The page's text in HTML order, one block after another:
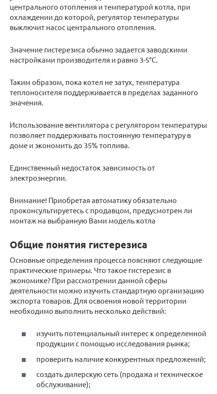
центрального отопления и температурой котла, при
охлаждении до которой, регулятор температуры
выключит насос центрального отопления.
Значение гистерезиса обычно задается заводскими
настройками производителя и равно 3-5°С.
Таким образом, пока котел не затух, температура
теплоносителя поддерживается в пределах заданного
значения.
Использование вентилятора с регулятором температуры
позволяет поддерживать постоянную температуру в
доме и экономить до 35% топлива.
Единственный недостаток зависимость от
электроэнергии.
Внимание! Приобретая автоматику обязательно
проконсультируетесь с продавцом, предусмотрен ли
монтаж на выбранную Вами модель котла
Общие понятия гистерезиса
Основные определения процесса поясняют следующие
практические примеры. Что такое гистерезис в
экономике? При рассмотрении данной сферы
деятельности можно изучить стандартную организацию
экспорта товаров. Для освоения новой территории
необходимо выполнить несколько действий:
изучить потенциальный интерес к определенной
продукции с помощью исследования рынка;
проверить наличие конкурентных предложений;
создать дилерскую сеть (продажа и техническое
обслуживание);